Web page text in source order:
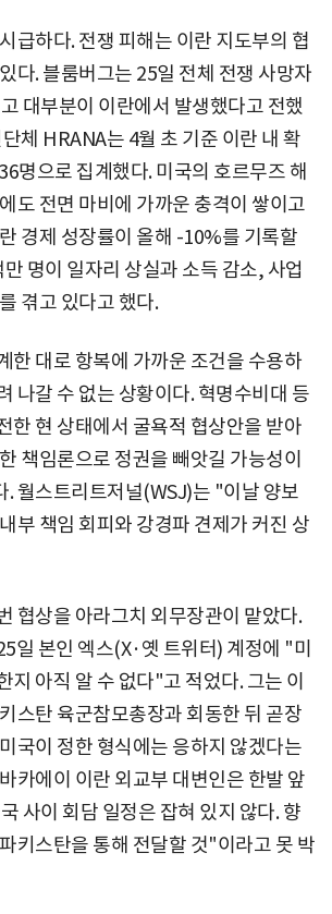
급하다. 전쟁 피해는 이란 지도부의 협
다. 블룸버그는 25일 전체 전쟁 사망자
대부분이 이란에서 발생했다고 전했
체 HRANA는 4월 초 기준 이란 내 확
명으로 집계했다. 미국의 호르무즈 해
도 전면 마비에 가까운 충격이 쌓이고
경제 성장률이 올해 -10%를 기록할
명이 일자리 상실과 소득 감소, 사업
겪고 있다고 했다.
한 대로 항복에 가까운 조건을 수용하
나갈 수 없는 상황이다. 혁명수비대 등
한 현 상태에서 굴욕적 협상안을 받아
책임론으로 정권을 빼앗길 가능성이
. 월스트리트저널(WSJ)는 "이날 양보
부 책임 회피와 강경파 견제가 커진 상
협상을 아라그치 외무장관이 맡았다.
일 본인 엑스(X·옛 트위터) 계정에 "미
지 아직 알 수 없다"고 적었다. 그는 이
스탄 육군참모총장과 회동한 뒤 곧장
국이 정한 형식에는 응하지 않겠다는
카에이 이란 외교부 대변인은 한발 앞
사이 회담 일정은 잡혀 있지 않다. 향
키스탄을 통해 전달할 것"이라고 못 박